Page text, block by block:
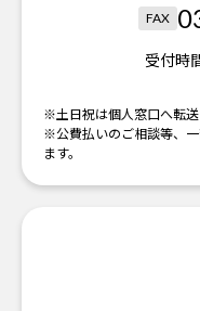
FAX
受付時
※土日祝は個人窓口へ転送
※公費払いのご相談等、
ます。